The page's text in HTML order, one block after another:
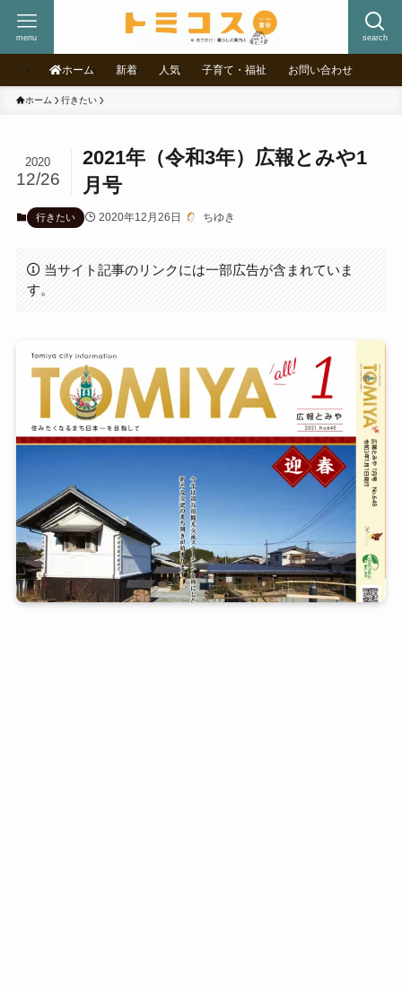
search
menu
ホーム 新着 人気 子育て・福祉 お問い合わせ
ホーム 行きたい
2021年（令和3年）広報とみや1
月号
2020
12/26
行きたい 2020年12月26日 ちゆき
当サイト記事のリンクには一部広告が含まれていま
す。